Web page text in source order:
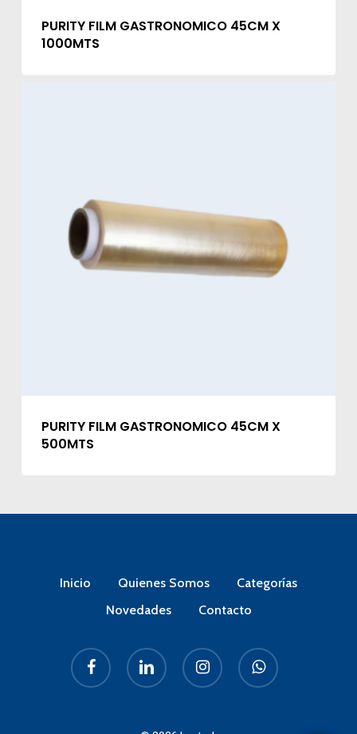
PURITY FILM GASTRONOMICO 45CM X
1000MTS
PURITY FILM GASTRONOMICO 45CM X
500MTS
Inicio Quienes Somos
Categorías
Novedades
Contacto
facebook linkedin instagram whatsapp